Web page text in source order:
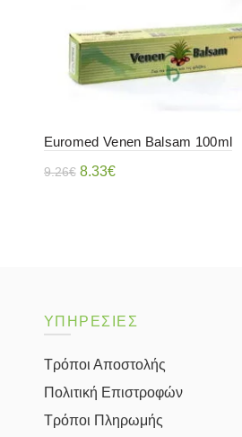
Euromed Venen Balsam 100ml
9.26€ Original
8.33€Η
ΥΠΗΡΕΣΙΕΣ
Τρόποι Αποστολής
Πολιτική Επιστροφών
Τρόποι Πληρωμής